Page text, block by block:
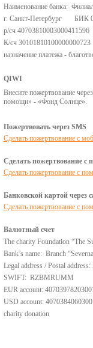
Наименование банка:
г. Санкт-Петербург БИК
р/сч
К/сч 30101810100000000723
назначение платежа -
QIWI
Внесите пожертвование
помощи» - «Фонд Солнце».
Пожертвовать через SMS
Сделать пожертвование с
Сделать пожертвование с
Сделать пожертвование с
Банковской картой через
Сделать пожертвование с
Валютный счет
The charity Foundation “The
Bank’s name: Branch
Legal address / Postal
SWIFT: RZBMRUMM
EUR account:
USD account:
charity donation